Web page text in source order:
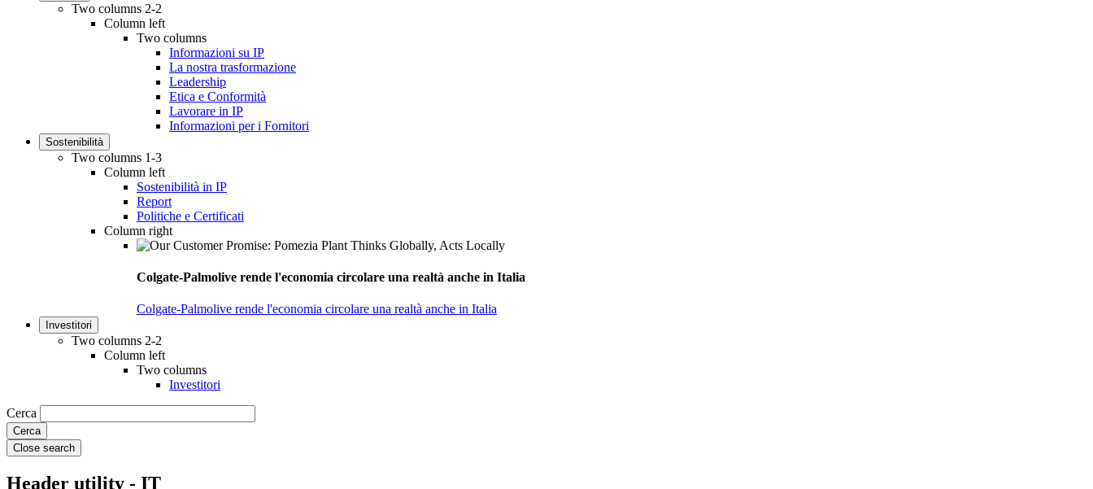
Two columns 2-2
Column left
Two columns
Informazioni su IP
La nostra trasformazione
Leadership
Etica e Conformità
Lavorare in IP
Informazioni per i Fornitori
Sostenibilità
Two columns 1-3
Column left
Sostenibilità in IP
Report
Politiche e Certificati
Column right
Colgate-Palmolive rende l'economia circolare una realtà anche in Italia
Colgate-Palmolive rende l'economia circolare una realtà anche in Italia
Investitori
Two columns 2-2
Column left
Two columns
Investitori
Cerca
Close search
Header utility - IT